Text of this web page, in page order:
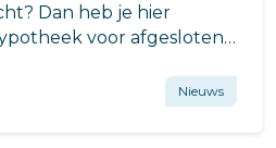
Dan heb je hier
voor afgesloten.
slim is.
Nieuws